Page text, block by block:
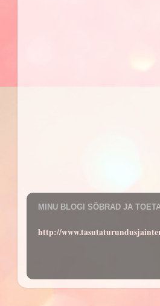
MINU BLOGI SÕBRAD JA
http://